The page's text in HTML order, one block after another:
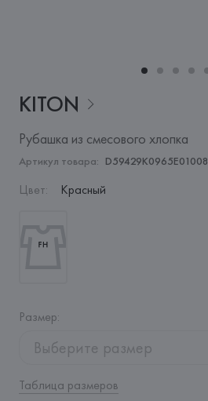
KITON
Рубашка из смесового хлопка
Артикул товара: D59429K0965E01008
Цвет: Красный
Размер:
Выберите размер
Таблица размеров